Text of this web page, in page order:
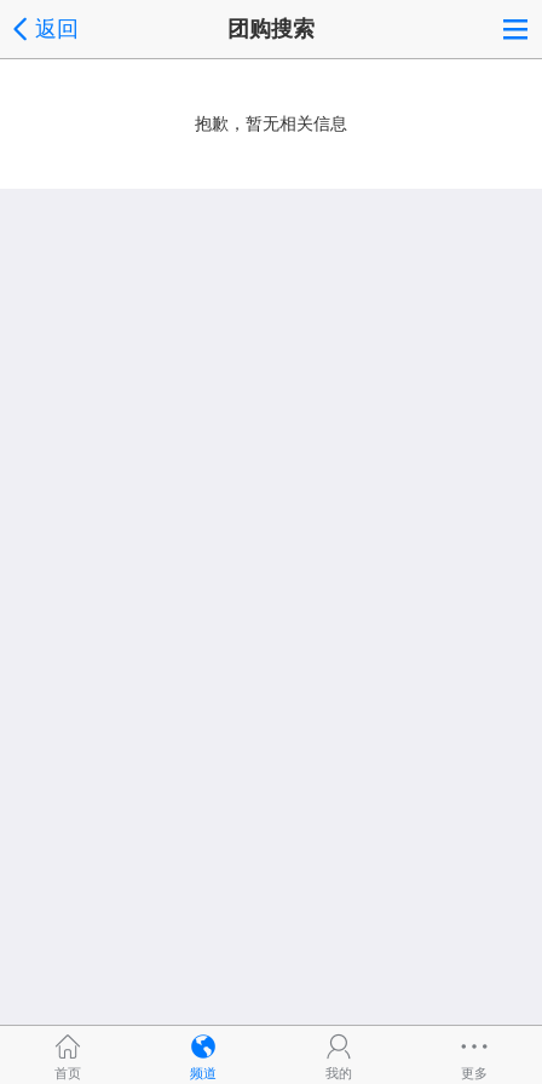
返回 团购搜索
抱歉，暂无相关信息
首页 频道 我的 更多